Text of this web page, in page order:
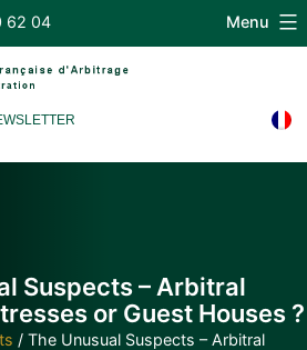
62 04 Menu
Suspects – Arbitral
or Guest Houses ?
/ The Unusual Suspects – Arbitral